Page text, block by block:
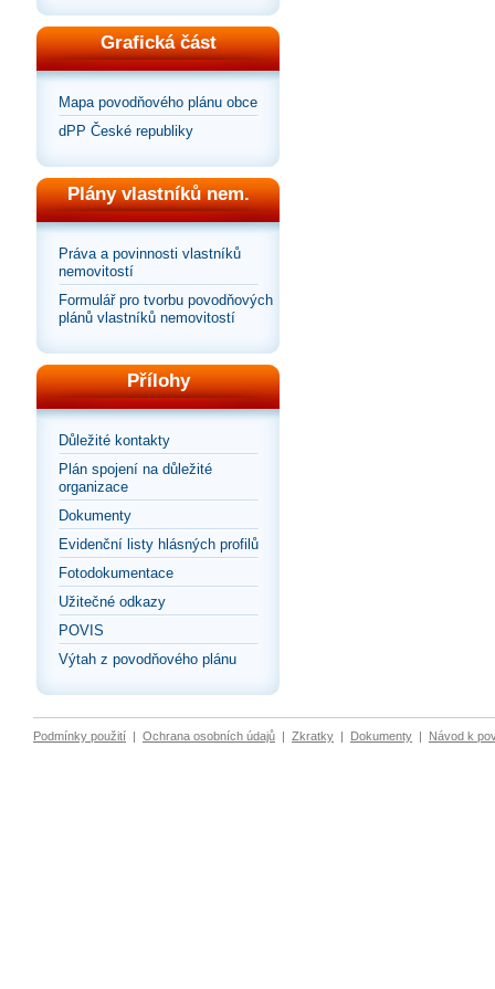
Grafická část
Mapa povodňového plánu obce
dPP České republiky
Plány vlastníků nem.
Práva a povinnosti vlastníků
nemovitostí
Formulář pro tvorbu povodňových
plánů vlastníků nemovitostí
Přílohy
Důležité kontakty
Plán spojení na důležité
organizace
Dokumenty
Evidenční listy hlásných profilů
Fotodokumentace
Užitečné odkazy
POVIS
Výtah z povodňového plánu
Podmínky použití | Ochrana osobních údajů | Zkratky | Dokumenty | Návod k